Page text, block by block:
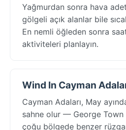
Yağmurdan sonra hava
gölgeli açık alanlar bile
En nemli öğleden sonra
aktiviteleri planlayın.
Wind In Cayman
Cayman Adaları, May
sahne olur — George Town
çoğu bölgede benzer